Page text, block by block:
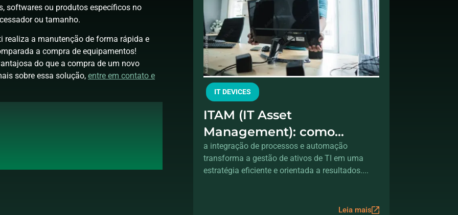
softwares ou produtos específicos no
ou tamanho.
realiza a manutenção de forma rápida e
a compra de equipamentos!
do que a compra de um novo
sobre essa solução, entre em contato e
IT DEVICES
ITAM (IT Asset
Management): como
integrar hardware e
processos para controle
a integração de processos e automação
transforma a gestão de ativos de TI em uma
estratégia eficiente e orientada a resultados....
Leia mais